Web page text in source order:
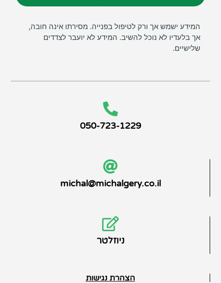
המידע ישמש אך ורק לטיפול בפנייה. מסירתו אינה חובה,
אך בלעדיו לא נוכל להשיב. המידע לא יועבר לצדדים
שלישיים.
050-723-1229
michal@michalgery.co.il
ניוזלטר
הצהרת נגישות